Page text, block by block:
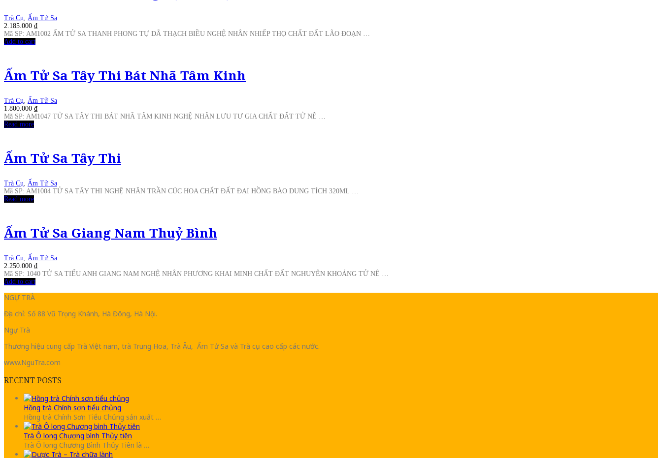
Trà Cụ
Ấm Tử Sa
2.185.000 ₫
Mã SP: AM1002 ẤM TỬ SA THANH PHONG TỰ DÃ THẠCH BIỀU NGHỆ NHÂN NHIẾP THỌ CHẤT ĐẤT LÃO ĐOẠN …
Add to cart
Ấm Tử Sa Tây Thi Bát Nhã Tâm Kinh
Trà Cụ
Ấm Tử Sa
1.800.000 ₫
Mã SP: AM1047 TỬ SA TÂY THI BÁT NHÃ TÂM KINH NGHỆ NHÂN LƯU TƯ GIA CHẤT ĐẤT TỬ NÊ …
Read more
Ấm Tử Sa Tây Thi
Trà Cụ
Ấm Tử Sa
Mã SP: AM1004 TỬ SA TÂY THI NGHỆ NHÂN TRẦN CÚC HOA CHẤT ĐẤT ĐẠI HỒNG BÀO DUNG TÍCH 320ML …
Read more
Ấm Tử Sa Giang Nam Thuỷ Bình
Trà Cụ
Ấm Tử Sa
2.250.000 ₫
Mã SP: 1040 TỬ SA TIẾU ANH GIANG NAM NGHỆ NHÂN PHƯƠNG KHAI MINH CHẤT ĐẤT NGHUYÊN KHOÁNG TỬ NÊ …
Add to cart
NGỰ TRÀ
Địa chỉ: Số 88 Vũ Trọng Khánh, Hà Đông, Hà Nội.
Ngự Trà
Thương hiệu cung cấp Trà Việt nam, trà Trung Hoa, Trà Âu, Ấm Tử Sa và Trà cụ cao cấp các nước.
www.NguTra.com
RECENT POSTS
Hồng trà Chính sơn tiểu chủng
Hồng trà Chính Sơn Tiểu Chủng sản xuất …
Trà Ô long Chương bình Thủy tiên
Trà Ô long Chương Bình Thủy Tiên là …